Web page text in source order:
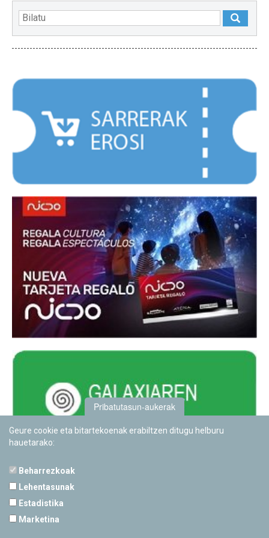
Pribatutasun-aukerak
Geure cookie eta bitartekoenak erabiltzen ditugu helburu
hauetarako:
Beharrezkoak
Lehentasunak
Estadistika
Marketina